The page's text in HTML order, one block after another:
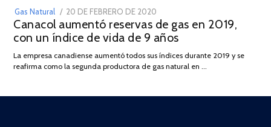
Gas Natural
POSTED
ON
20 DE FEBRERO DE 2020
DE
JULIO
2025
Canacol aumentó reservas de gas en 2019,
con un índice de vida de 9 años
La empresa canadiense aumentó todos sus índices durante 2019 y se
reafirma como la segunda productora de gas natural en …